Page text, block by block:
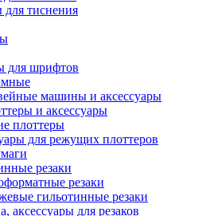
тиснения
для шрифтов
машины и аксессуары
и аксессуары
плоттеры
для режущих плоттеров
резаки
резаки
гильотинные резаки
аксессуары для резаков